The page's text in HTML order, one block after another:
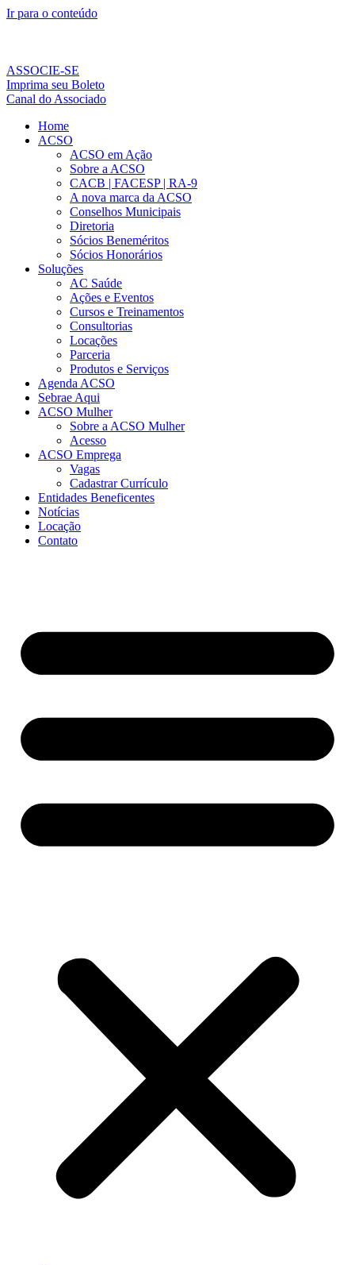
Ir para o conteúdo
ASSOCIE-SE
Imprima seu Boleto
Canal do Associado
Home
ACSO
ACSO em Ação
Sobre a ACSO
CACB | FACESP | RA-9
A nova marca da ACSO
Conselhos Municipais
Diretoria
Sócios Beneméritos
Sócios Honorários
Soluções
AC Saúde
Ações e Eventos
Cursos e Treinamentos
Consultorias
Locações
Parceria
Produtos e Serviços
Agenda ACSO
Sebrae Aqui
ACSO Mulher
Sobre a ACSO Mulher
Acesso
ACSO Emprega
Vagas
Cadastrar Currículo
Entidades Beneficentes
Notícias
Locação
Contato